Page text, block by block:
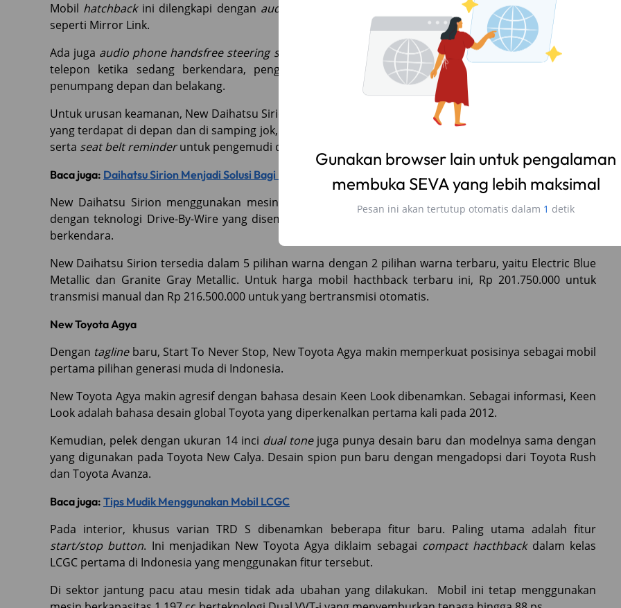
Mobil hatchbackini dilengkapi dengan audio head unit
yang lebih besar dan fitur yang lebih canggih
seperti Mirror Link.
Ada juga audio phone handsfree steering switch
, yang membuat pengendara aman untuk mengangkat
telepon ketika sedang berkendara, pengaturan AC digital, serta dua buah
penumpang depan dan belakang.
Untuk urusan keamanan, New Daihatsu Sirion dibekali dengan ABS, EBD, VSC, ISOFIX, empat buah
yang terdapat di depan dan di samping jok, sabuk pengaman tiga titik untuk penumpang di baris kedua,
serta seat belt reminderuntuk pengemudi dan penumpang. Sangat lengkap bukan?
Baca juga: Daihatsu Sirion Menjadi Solusi Bagi Masyarakat Perkotaan
New Daihatsu Sirion menggunakan mesin baru 1NR-VE Dual VVT-i berkapasitas 1.300 cc. Ditambah
dengan teknologi Drive-By-Wire yang disematkan di mobil ini semakin meningkatkan performa dalam
berkendara.
New Daihatsu Sirion tersedia dalam 5 pilihan warna dengan 2 pilihan warna terbaru, yaitu Electric Blue
Metallic dan Granite Gray Metallic. Untuk harga mobil hacthback terbaru ini, Rp 201.750.000 untuk
transmisi manual dan Rp 216.500.000 untuk yang bertransmisi otomatis.
New Toyota Agya
Dengan taglinebaru, Start To Never Stop, New Toyota Agya makin memperkuat posisinya sebagai mobil
pertama pilihan generasi muda di Indonesia.
New Toyota Agya makin agresif dengan bahasa desain Keen Look dibenamkan. Sebagai informasi, Keen
Look adalah bahasa desain global Toyota yang diperkenalkan pertama kali pada 2012.
Kemudian, pelek dengan ukuran 14 inci dual tonejuga punya desain baru dan modelnya sama dengan
yang digunakan pada Toyota New Calya. Desain spion pun baru dengan mengadopsi dari Toyota Rush
dan Toyota Avanza.
Baca juga: Tips Mudik Menggunakan Mobil LCGC
Pada interior, khusus varian TRD S dibenamkan beberapa fitur baru. Paling utama adalah fitur
start/stop button. Ini menjadikan New Toyota Agya diklaim sebagai compact hacthbackdalam kelas
LCGC pertama di Indonesia yang menggunakan fitur tersebut.
Di sektor jantung pacu atau mesin tidak ada ubahan yang dilakukan. Mobil ini tetap menggunakan